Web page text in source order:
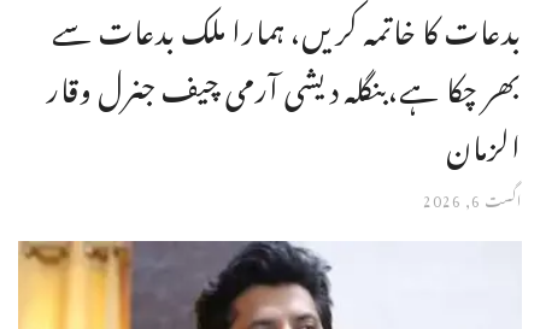
بدعات کا خاتمہ کریں، ہمارا ملک بدعات سے
بھر چکا ہے،بنگله دیشی آرمی چیف جنرل وقار
الزمان
اگست 6, 2026